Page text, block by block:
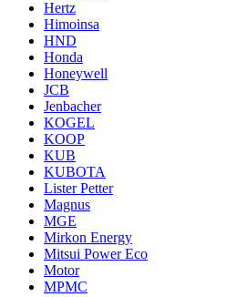
Hertz
Himoinsa
HND
Honda
Honeywell
JCB
Jenbacher
KOGEL
KOOP
KUB
KUBOTA
Lister Petter
Magnus
MGE
Mirkon Energy
Mitsui Power Eco
Motor
MPMC